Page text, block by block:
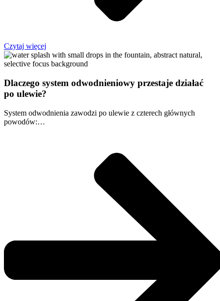
Czytaj więcej
Dlaczego system odwodnieniowy przestaje działać
po ulewie?
System odwodnienia zawodzi po ulewie z czterech głównych
powodów:…